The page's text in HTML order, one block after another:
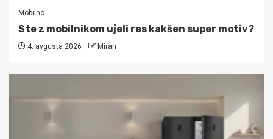
Mobilno
Ste z mobilnikom ujeli res kakšen super motiv?
4. avgusta 2026 Miran